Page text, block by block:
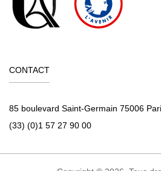
CONTACT
85 boulevard Saint-Germain 75006
(33) (0)1 57 27 90 00